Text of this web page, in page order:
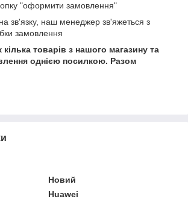
"оформити замовлення"
зв'язку, наш менеджер зв'яжеться з
замовлення
товарів з нашого магазину та
однією посилкою. Разом
Новий
Huawei